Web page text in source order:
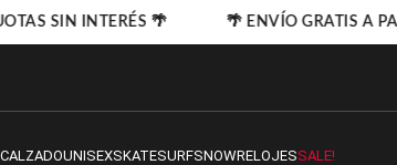
CALZADOUNISEXSKATESURFSNOWRELOJESSALE!
SIN INTERÉS 🌴 🌴 ENVÍO GRATIS A